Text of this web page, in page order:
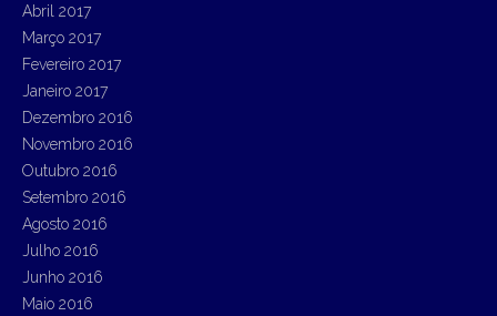
Abril 2017
Março 2017
Fevereiro 2017
Janeiro 2017
Dezembro 2016
Novembro 2016
Outubro 2016
Setembro 2016
Agosto 2016
Julho 2016
Junho 2016
Maio 2016